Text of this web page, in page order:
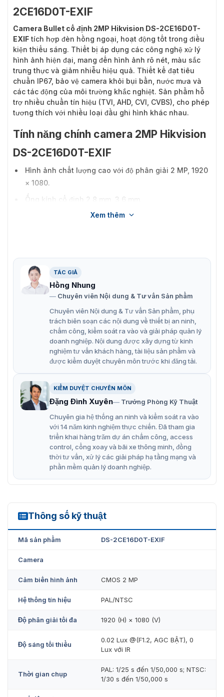
2CE16D0T-EXIF
Camera Bullet cố định 2MP Hikvision DS-2CE16D0T-
EXIF tích hợp đèn hồng ngoại, hoạt động tốt trong điều
kiện thiếu sáng. Thiết bị áp dụng các công nghệ xử lý
hình ảnh hiện đại, mang đến hình ảnh rõ nét, màu sắc
trung thực và giảm nhiễu hiệu quả. Thiết kế đạt tiêu
chuẩn IP67, bảo vệ camera khỏi bụi bẩn, nước mưa và
các tác động của môi trường khắc nghiệt. Sản phẩm hỗ
trợ nhiều chuẩn tín hiệu (TVI, AHD, CVI, CVBS), cho phép
tương thích với nhiều loại đầu ghi hình khác nhau.
Tính năng chính camera 2MP Hikvision
DS-2CE16D0T-EXIF
Hình ảnh chất lượng cao với độ phân giải 2 MP, 1920
× 1080.
Ống kính cố định 2,8 mm, 3,6 mm.
Khoảng cách IR lên đến 20 m để chụp ảnh ban đêm
(TVI/AHD/CVI/CVBS).
Chống nước và bụi (IP67).
Cảm biến hình ảnh CMOS 2MP.
Kích thước 138,8 mm × 60,9 mm × 57,9 mm (5,465″ ×
2,389″ 2,278″).
Vật liệu kim loại chất lượng cao, bền bỉ.
Xem thêm
TÁC GIẢ
Hồng Nhung
Chuyên viên Nội dung & Tư vấn Sản phẩm
Chuyên viên Nội dung & Tư vấn Sản phẩm, phụ
trách biên soạn các nội dung về thiết bị an ninh,
chấm công, kiểm soát ra vào và giải pháp quản lý
doanh nghiệp. Nội dung được xây dựng từ kinh
nghiệm tư vấn khách hàng, tài liệu sản phẩm và
được kiểm duyệt chuyên môn trước khi đăng tải.
KIỂM DUYỆT CHUYÊN MÔN
Đặng Đình Xuyên
Trưởng Phòng Kỹ Thuật
Chuyên gia hệ thống an ninh và kiểm soát ra vào
với 14 năm kinh nghiệm thực chiến. Đã tham gia
triển khai hàng trăm dự án chấm công, access
control, cổng xoay và bãi xe thông minh, đồng
thời tư vấn, xử lý các giải pháp hạ tầng mạng và
phần mềm quản lý doanh nghiệp.
Thông số kỹ thuật
DS-2CE16D0T-EXIF
Mã sản phẩm DS-2CE16D0T-EXIF
Camera
Cảm biến hình ảnh CMOS 2 MP
Hệ thống tín hiệu PAL/NTSC
Độ phân giải tối đa 1920 (H) × 1080 (V)
Độ sáng tối thiểu
0.02 Lux @(F1.2, AGC BẬT), 0
Lux với IR
Thời gian chụp
PAL: 1/25 s đến 1/50,000 s; NTSC:
1/30 s đến 1/50,000 s